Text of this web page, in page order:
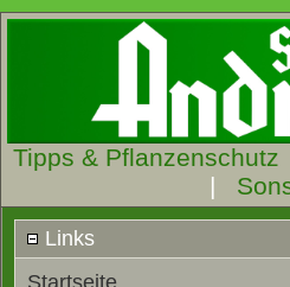
Tipps & Pflanzenschutz
|
Links